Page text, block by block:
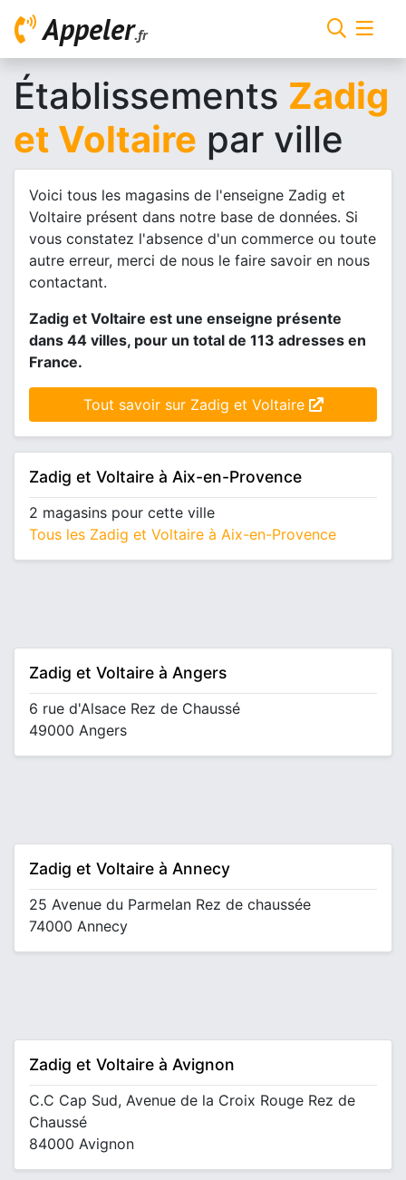
Appeler.fr
Établissements Zadig
et Voltaire par ville
Voici tous les magasins de l'enseigne Zadig et
Voltaire présent dans notre base de données. Si
vous constatez l'absence d'un commerce ou toute
autre erreur, merci de nous le faire savoir en nous
contactant.
Zadig et Voltaire est une enseigne présente
dans 44 villes, pour un total de 113 adresses en
France.
Tout savoir sur Zadig et Voltaire
Zadig et Voltaire à Aix-en-Provence
2 magasins pour cette ville
Tous les Zadig et Voltaire à Aix-en-Provence
Zadig et Voltaire à Angers
6 rue d'Alsace Rez de Chaussé
49000 Angers
Zadig et Voltaire à Annecy
25 Avenue du Parmelan Rez de chaussée
74000 Annecy
Zadig et Voltaire à Avignon
C.C Cap Sud, Avenue de la Croix Rouge Rez de
Chaussé
84000 Avignon